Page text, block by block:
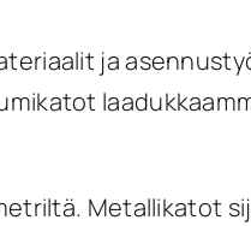
ja
Metallikatot